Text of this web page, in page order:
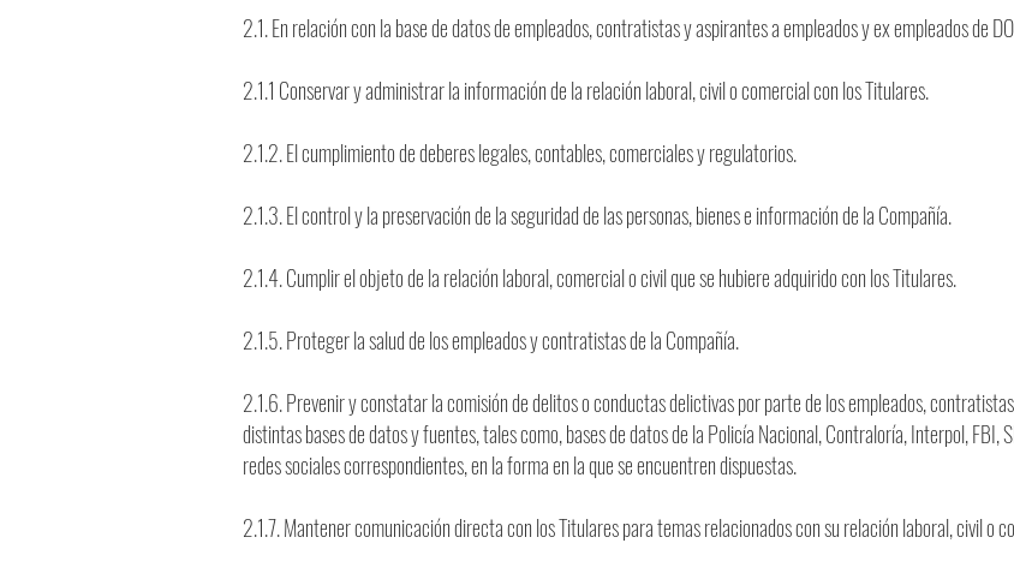
2.1. En relación con la base de datos de empleados, contratistas y aspirantes a empleados y ex empleados de
2.1.1 Conservar y administrar la información de la relación laboral, civil o comercial con los Titulares.
2.1.2. El cumplimiento de deberes legales, contables, comerciales y regulatorios.
2.1.3. El control y la preservación de la seguridad de las personas, bienes e información de la Compañía.
2.1.4. Cumplir el objeto de la relación laboral, comercial o civil que se hubiere adquirido con los Titulares.
2.1.5. Proteger la salud de los empleados y contratistas de la Compañía.
2.1.6. Prevenir y constatar la comisión de delitos o conductas delictivas por parte de los empleados,
distintas bases de datos y fuentes, tales como, bases de datos de la Policía Nacional, Contraloría, Interpol, FBI,
redes sociales correspondientes, en la forma en la que se encuentren dispuestas.
2.1.7. Mantener comunicación directa con los Titulares para temas relacionados con su relación laboral, civil o